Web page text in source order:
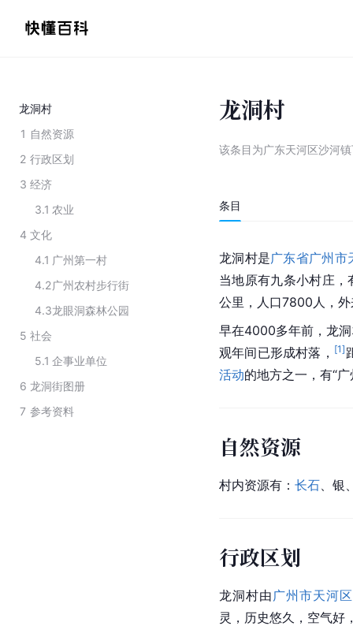
龙洞村
1 自然资源
2 行政区划
3 经济
3.1 农业
4 文化
4.1 广州第一村
4.2广州农村步行街
4.3龙眼洞森林公园
5 社会
5.1 企事业单位
6 龙洞街图册
7 参考资料
龙洞村
该条目为广东天河区沙河
条目
龙洞村是广东省广州市
当地原有九条小村庄，
公里，人口7800人，
早在4000多年前，龙
观年间已形成村落， [1]
活动的地方之一，有“
自然资源
村内资源有： 长石 、
行政区划
龙洞村由 广州市天河区
灵，历史悠久，空气好